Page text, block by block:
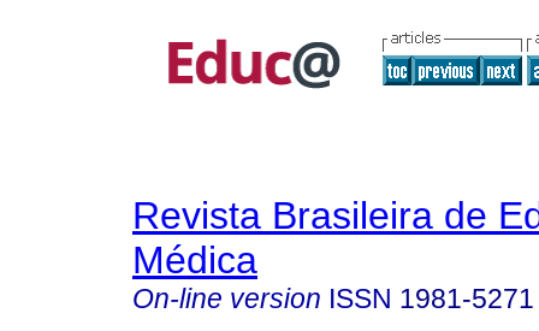
Revista Brasileira de
Médica
On-line version ISSN 1981-5271